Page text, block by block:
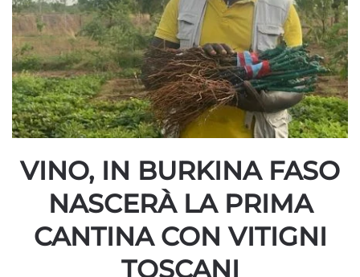
VINO, IN BURKINA FASO
NASCERÀ LA PRIMA
CANTINA CON VITIGNI
TOSCANI